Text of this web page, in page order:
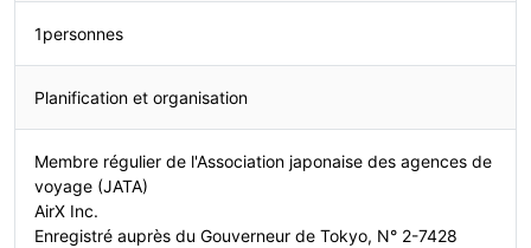
1personnes
Planification et organisation
Membre régulier de l'Association japonaise des agences de
voyage (JATA)
AirX Inc.
Enregistré auprès du Gouverneur de Tokyo, N° 2-7428